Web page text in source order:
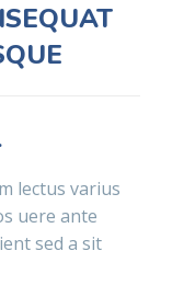
lectus varius
uere ante
sed a sit